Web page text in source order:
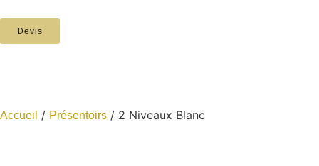
Devis
Accueil / Présentoirs / 2 Niveaux Blanc